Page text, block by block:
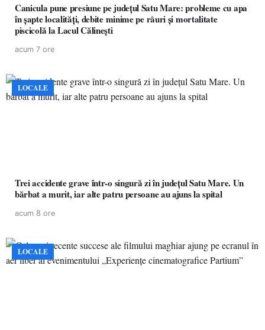
Canicula pune presiune pe județul Satu Mare: probleme cu apa
în șapte localități, debite minime pe râuri și mortalitate
piscicolă la Lacul Călinești
acum 7 ore
LOCALE
Trei accidente grave într-o singură zi în județul Satu Mare. Un
bărbat a murit, iar alte patru persoane au ajuns la spital
acum 8 ore
LOCALE